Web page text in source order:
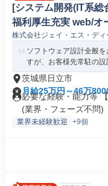
[システム開発(IT系
福利厚生充実 web/オ
株式会社ジェイ・エス・ディ
ソフトウェア設計全般
すが、お客様先常駐の設
茨城県日立市
月給25万円～46万
必要な経験・能力等
(業界・フェーズ不問)
業界未経験歓迎 +9個